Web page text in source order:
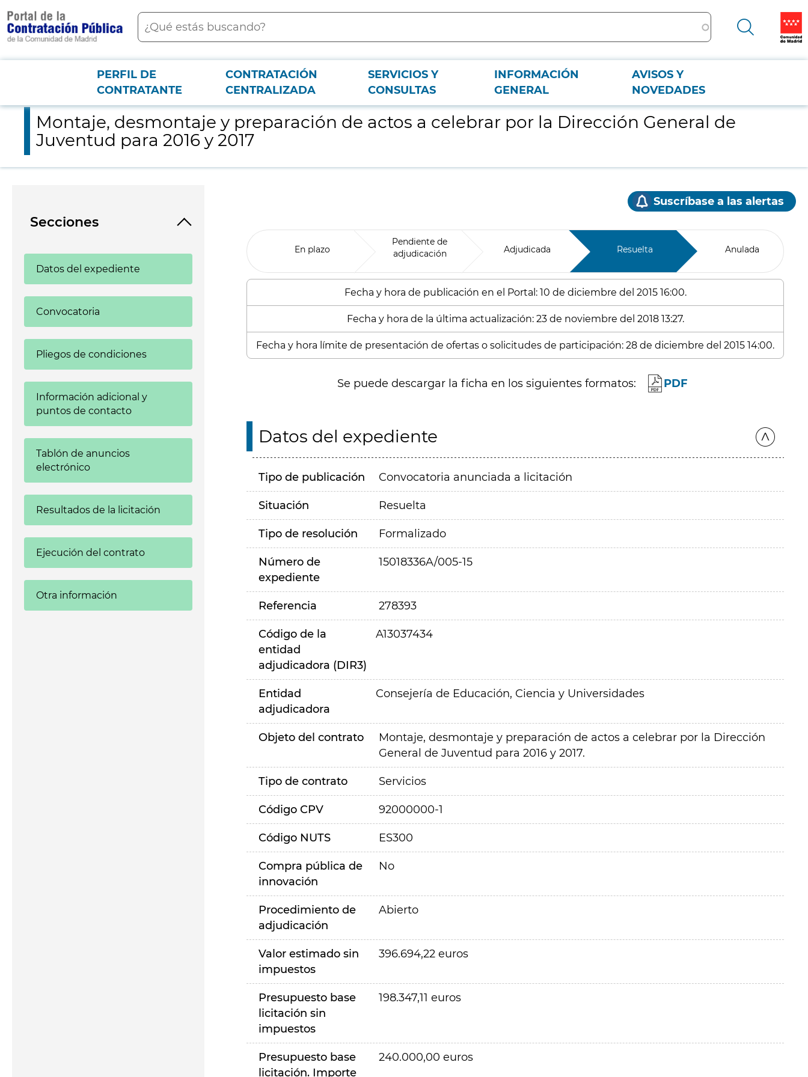
contenido
principal
Buscar
Menú PCON
PERFIL DE
CONTRATANTE
CONTRATACIÓN
CENTRALIZADA
SERVICIOS Y
CONSULTAS
INFORMACIÓN
GENERAL
AVISOS Y
NOVEDADES
Montaje, desmontaje y preparación de actos a celebrar por la Dirección General de Juventud para 2016 y 2017
Montaje, desmontaje y preparación de actos a celebrar por la Dirección General de
Juventud para 2016 y 2017
Secciones
Datos del expediente
Convocatoria
Pliegos de condiciones
Información adicional y
puntos de contacto
Tablón de anuncios
electrónico
Resultados de la licitación
Ejecución del contrato
Otra información
Suscríbase a las alertas
En plazo
Pendiente de
adjudicación
Adjudicada Resuelta Anulada
Fecha y hora de publicación en el Portal: 10 de diciembre del 2015 16:00.
Fecha y hora de la última actualización: 23 de noviembre del 2018 13:27.
Fecha y hora límite de presentación de ofertas o solicitudes de participación: 28 de diciembre del 2015 14:00.
Se puede descargar la ficha en los siguientes formatos: PDF
Datos del expediente
Tipo de publicación Convocatoria anunciada a licitación
Situación Resuelta
Tipo de resolución Formalizado
Número de
expediente
15018336A/005-15
Referencia 278393
Código de la
entidad
adjudicadora (DIR3)
A13037434
Entidad
adjudicadora
Consejería de Educación, Ciencia y Universidades
Objeto del contrato
Montaje, desmontaje y preparación de actos a celebrar por la Dirección
General de Juventud para 2016 y 2017.
Tipo de contrato Servicios
Código CPV 92000000-1
Código NUTS ES300
Compra pública de
innovación
No
Procedimiento de
adjudicación
Abierto
Valor estimado sin
impuestos
396.694,22 euros
Presupuesto base
licitación sin
impuestos
198.347,11 euros
Presupuesto base
licitación. Importe
240.000,00 euros